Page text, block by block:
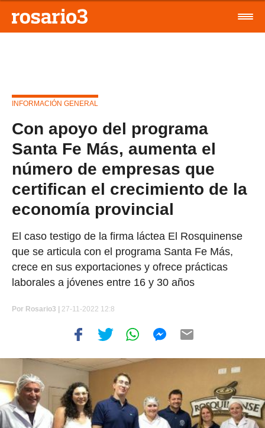
INFORMACIÓN GENERAL
Con apoyo del programa
Santa Fe Más, aumenta el
número de empresas que
certifican el crecimiento de la
economía provincial
El caso testigo de la firma láctea El Rosquinense
que se articula con el programa Santa Fe Más,
crece en sus exportaciones y ofrece prácticas
laborales a jóvenes entre 16 y 30 años
Por Rosario3 | 27-11-2022 12:8